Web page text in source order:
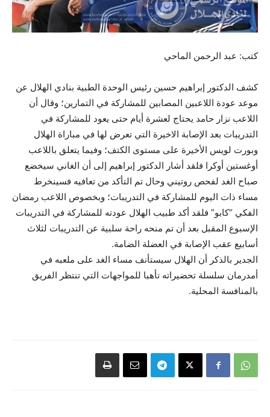
كتب: عبد الرحمن الماحي
كشف الدكتور إبراهيم حسين رئيس الوحدة الطبية بنادي الهلال عن
موعد عودة اللاعبين المصابين للمشاركة في التمارين؛ وقال أن
اللاعب نزار حامد يحتاج لعشرة أيام حتى يعود للمشاركة في
التدريبات بعد الإصابة الاخيرة التي تعرض لها في مباراة الهلال
وبورت لويس الأخيرة على مستوى الكتف؛ وفيما يتعلق باللاعب
أوغستين أوكرا فلقد أشار الدكتور إبراهيم إلى أن الغاني سيخضع
صباح الغد لفحص روتيني وحال تم التأكد من تعافيه فسينخرط
مساء ذات اليوم للمشاركة في التدريبات؛ وبخصوص اللاعب رمضان
الفكي “كابو” فلقد أكد طبيب الهلال عودته للمشاركة في التدريبات
الإسبوع المقبل بعد أن تم منحه راحة سلبية عن التدريبات لثلاث
أسابيع عقب الإصابة في العضلة الضامة.
الجدير بالذكر أن الهلال سيستأنف مساء الغد على ملعبه في
أمدرمان سلسلة تحضيراته تأهبا للمواجهات التي تنتظر الفريق
بالمنافسة المحلية.